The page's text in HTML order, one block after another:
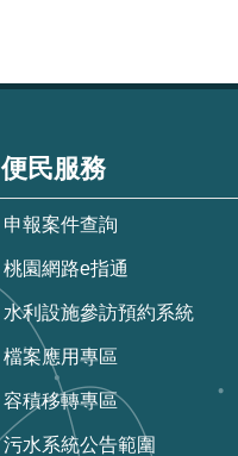
便民服務
申報案件查詢
桃園網路e指通
水利設施參訪預約系統
檔案應用專區
容積移轉專區
污水系統公告範圍